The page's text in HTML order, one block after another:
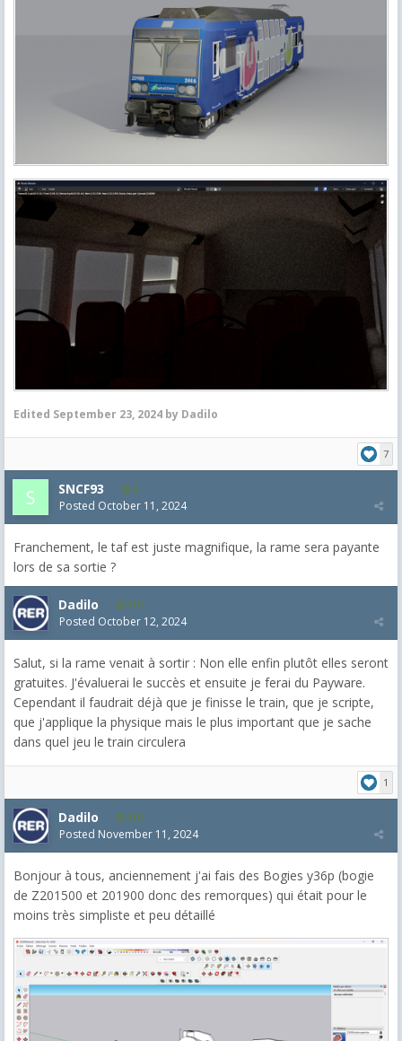
Edited September 23, 2024 by Dadilo
7
SNCF93 2
Posted October 11, 2024
Franchement, le taf est juste magnifique, la rame sera payante
lors de sa sortie ?
Dadilo 101
Posted October 12, 2024
Salut, si la rame venait à sortir : Non elle enfin plutôt elles seront
gratuites. J'évaluerai le succès et ensuite je ferai du Payware.
Cependant il faudrait déjà que je finisse le train, que je scripte,
que j'applique la physique mais le plus important que je sache
dans quel jeu le train circulera
1
Dadilo 101
Posted November 11, 2024
Bonjour à tous, anciennement j'ai fais des Bogies y36p (bogie
de Z201500 et 201900 donc des remorques) qui était pour le
moins très simpliste et peu détaillé